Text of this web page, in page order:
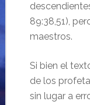
89:38,51),
maestros.
Si bien el
de los
sin lugar a